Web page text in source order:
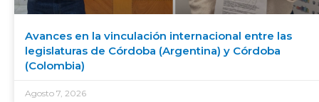
Avances en la vinculación internacional entre las
legislaturas de Córdoba (Argentina) y Córdoba
(Colombia)
Agosto 7, 2026